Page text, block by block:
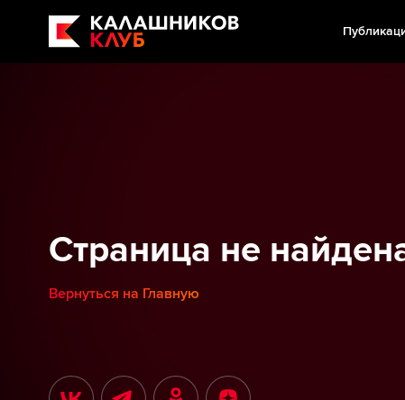
Страница не
Вернуться на Главную